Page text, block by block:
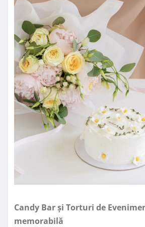
Candy Bar și Torturi de
memorabilă